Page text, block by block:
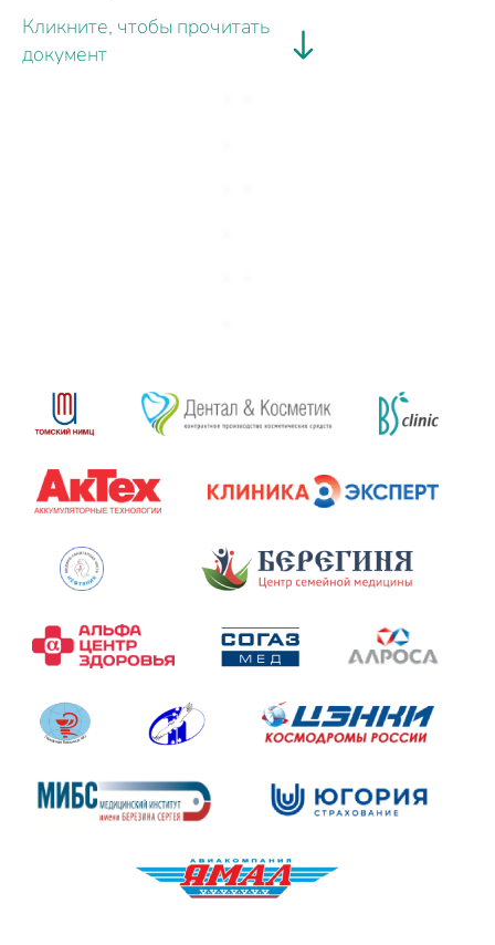
Кликните, чтобы прочитать
документ